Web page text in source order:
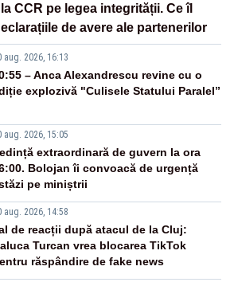
CCR pe legea integrității. Ce îl
de avere ale partenerilor
aug. 2026, 16:13
– Anca Alexandrescu revine cu o
explozivă "Culisele Statului Paralel”
aug. 2026, 15:05
extraordinară de guvern la ora
Bolojan îi convoacă de urgență
pe miniștrii
aug. 2026, 14:58
de reacții după atacul de la Cluj:
Turcan vrea blocarea TikTok
răspândire de fake news